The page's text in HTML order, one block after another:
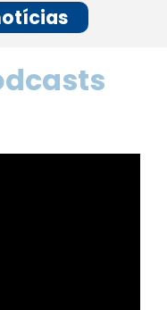
debater